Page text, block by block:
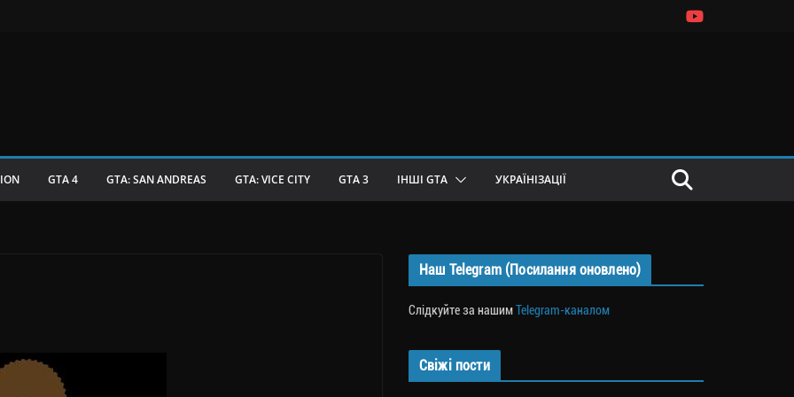
GTA 4 GTA: SAN ANDREAS GTA: VICE CITY GTA 3 ІНШІ GTA УКРАЇНІЗАЦІЇ
Наш Telegram (Посилання оновлено)
Слідкуйте за нашимTelegram-каналом
Свіжі пости